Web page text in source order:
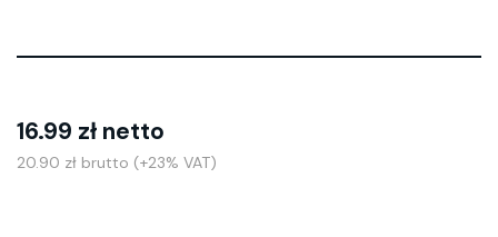
16.99 zł netto
20.90 zł brutto (+23% VAT)